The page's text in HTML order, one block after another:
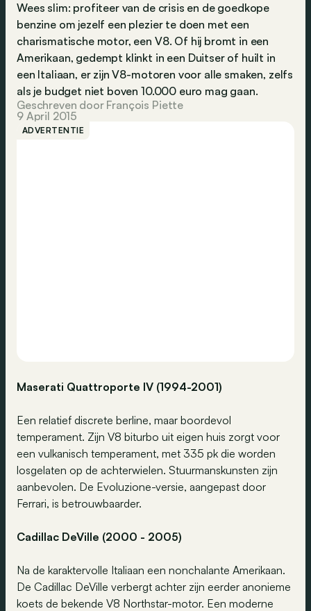
Wees slim: profiteer van de crisis en de goedkope
benzine om jezelf een plezier te doen met een
charismatische motor, een V8. Of hij bromt in een
Amerikaan, gedempt klinkt in een Duitser of huilt in
een Italiaan, er zijn V8-motoren voor alle smaken, zelfs
als je budget niet boven 10.000 euro mag gaan.
Geschreven door François Piette
9 April 2015
ADVERTENTIE
Maserati Quattroporte IV (1994-2001)
Een relatief discrete berline, maar boordevol
temperament. Zijn V8 biturbo uit eigen huis zorgt voor
een vulkanisch temperament, met 335 pk die worden
losgelaten op de achterwielen. Stuurmanskunsten zijn
aanbevolen. De Evoluzione-versie, aangepast door
Ferrari, is betrouwbaarder.
Cadillac DeVille (2000 - 2005)
Na de karaktervolle Italiaan een nonchalante Amerikaan.
De Cadillac DeVille verbergt achter zijn eerder anonieme
koets de bekende V8 Northstar-motor. Een moderne